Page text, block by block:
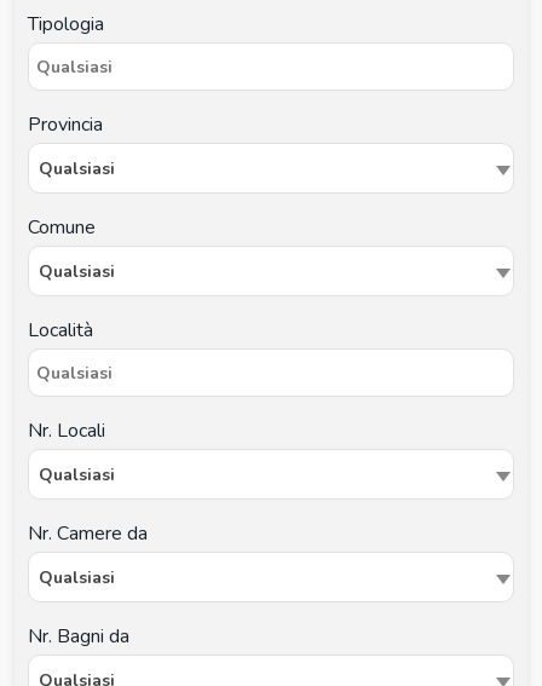
Tipologia
Provincia
Qualsiasi
Comune
Qualsiasi
Località
Nr. Locali
Qualsiasi
Nr. Camere da
Qualsiasi
Nr. Bagni da
Qualsiasi